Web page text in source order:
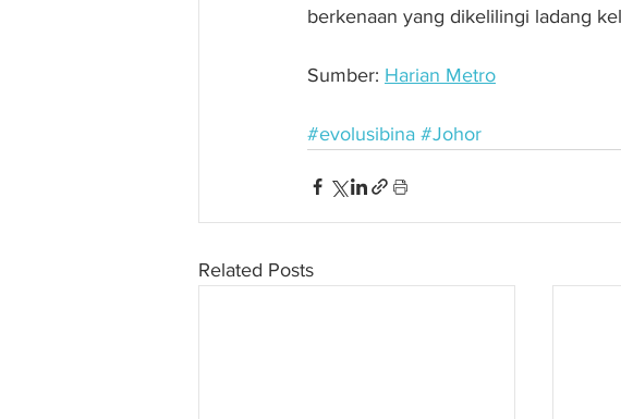
berkenaan yang dikelilingi ladang
Sumber: Harian Metro
#evolusibina #Johor
Related Posts